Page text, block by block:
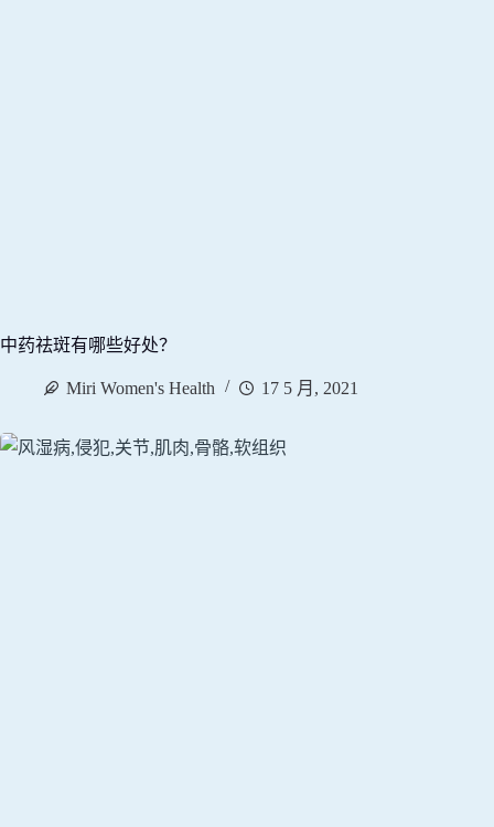
中药祛斑有哪些好处？
Miri Women's Health 17 5 月, 2021